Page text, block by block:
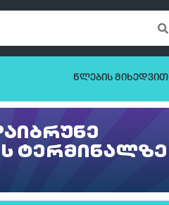
ეროტიული
წლების მიხედვით